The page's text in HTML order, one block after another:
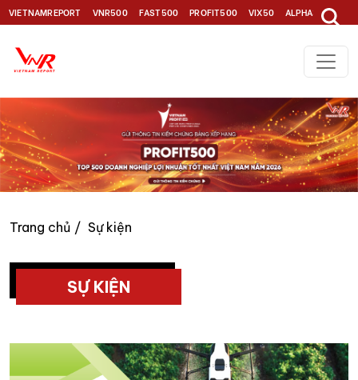
VIETNAMREPORT VNR500 FAST500 PROFIT500 VIX50 ALPHA30
Trang chủ Sự kiện
SỰ KIỆN